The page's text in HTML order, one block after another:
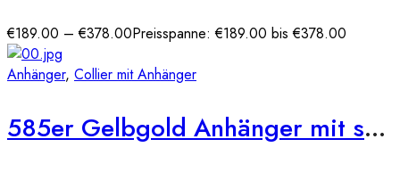
€189.00 –€378.00Preisspanne: €189.00 bis €378.00
Anhänger, Collier mit Anhänger
585er Gelbgold Anhänger mit synth. Saphir